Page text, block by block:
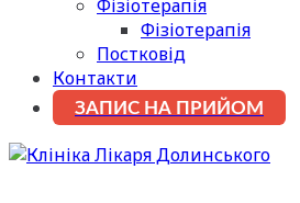
Фізіотерапія
Фізіотерапія
Постковід
Контакти
ЗАПИС НА ПРИЙОМ